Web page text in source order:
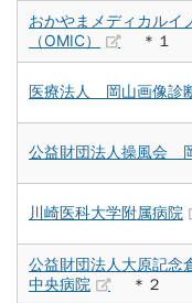
おかやまメディカルイ
（OMIC）
＊１
医療法人 岡山画像診
公益財団法人操風会
川崎医科大学附属病院
公益財団法人大原記
中央病院
＊２